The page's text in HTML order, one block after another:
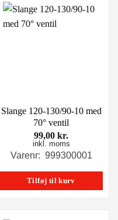
Slange 120-130/90-10 med
70° ventil
99,00 kr.
inkl. moms
Varenr: 999300001
Tilføj til kurv